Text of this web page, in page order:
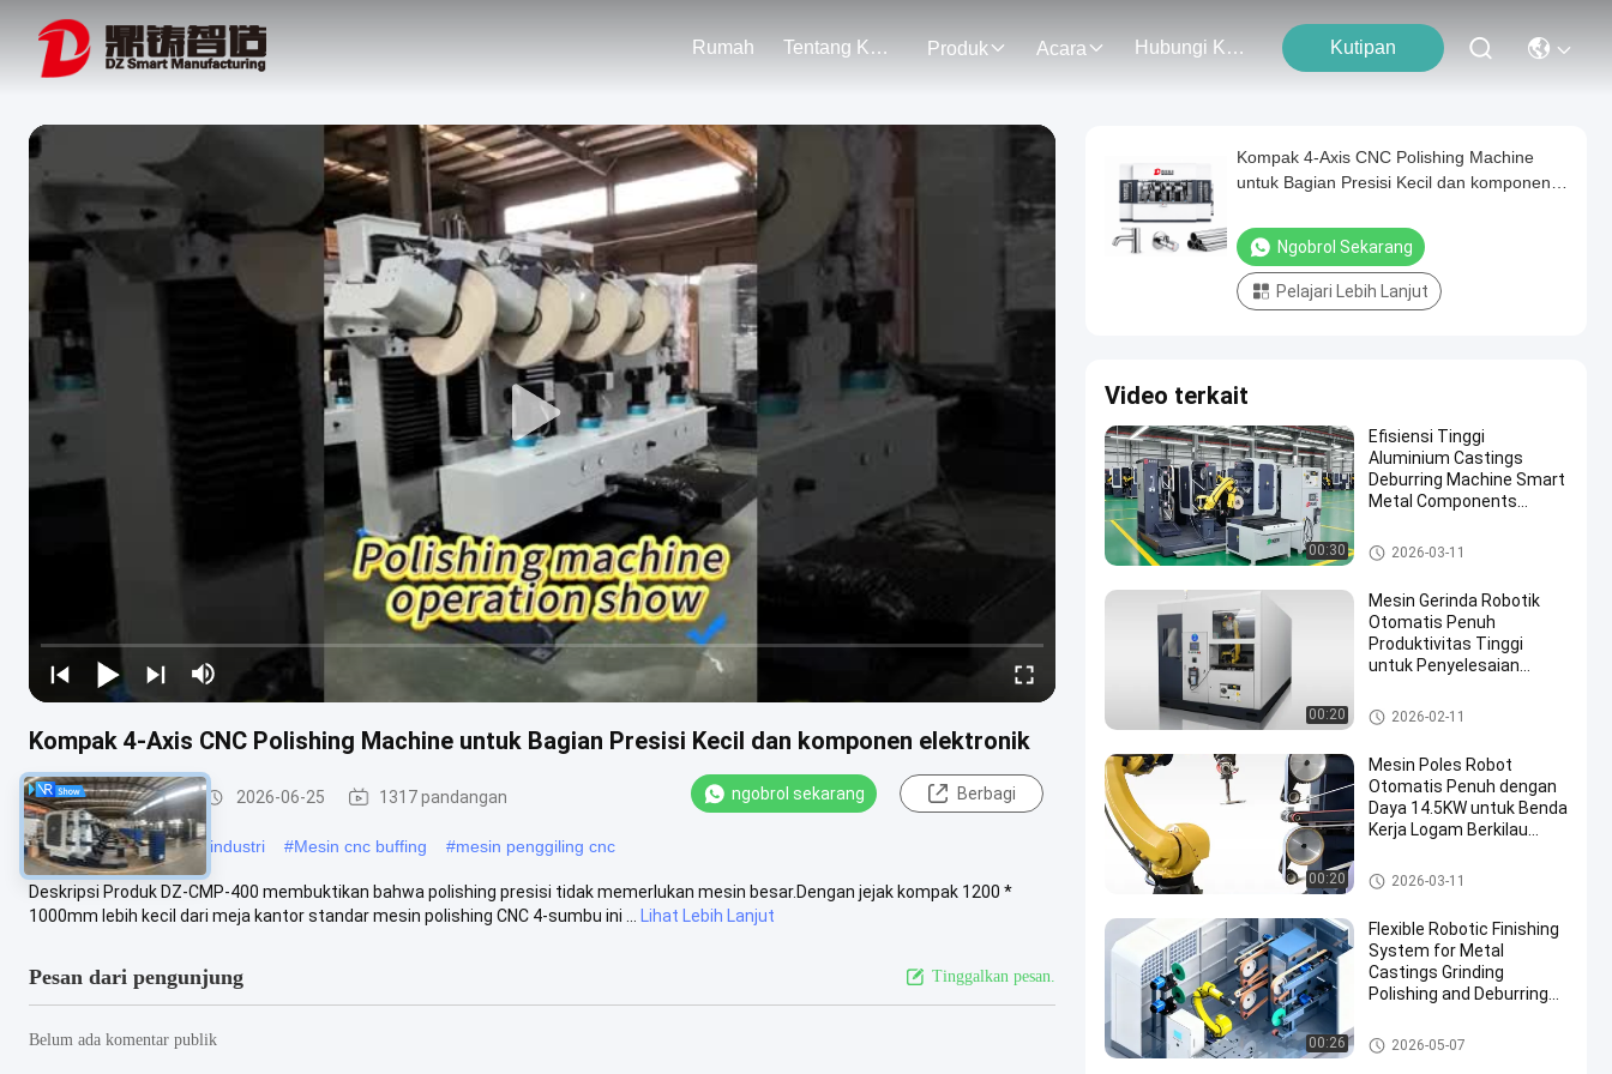
Rumah Tentang Kami Produk Acara Hubungi Kami Kutipan
Kompak 4-Axis CNC Polishing Machine untuk Bagian Presisi Kecil dan komponen elektronik
Mesin Poles CNC 2026-06-25 1317 pandangan ngobrol sekarang Berbagi
#mesin pemoles logam industri #Mesin cnc buffing #mesin penggiling cnc
Deskripsi Produk DZ-CMP-400 membuktikan bahwa polishing presisi tidak memerlukan mesin besar.Dengan jejak kompak 1200 *
1000mm lebih kecil dari meja kantor standar mesin polishing CNC 4-sumbu ini ...
Lihat Lebih Lanjut
Pesan dari pengunjung Tinggalkan pesan.
Belum ada komentar publik
Kompak 4-Axis CNC Polishing Machine
untuk Bagian Presisi Kecil dan komponen
Ngobrol Sekarang
Pelajari Lebih Lanjut
Video terkait
00:30
Efisiensi Tinggi
Aluminium Castings
Deburring Machine Smart
Metal Components
System Dengan Kontrol
Kekuatan
Mesin penggiling otomatis ya
ng dipoles
2026-03-11
00:20
Mesin Gerinda Robotik
Otomatis Penuh
Produktivitas Tinggi
untuk Penyelesaian
Berbagai Bentuk
Mesin Poles CNC
2026-02-11
00:20
Mesin Poles Robot
Otomatis Penuh dengan
Daya 14.5KW untuk Benda
Kerja Logam Berkilau
Robot Deburring Penggilingan
Dan Mesin Polishing
2026-03-11
00:26
Flexible Robotic Finishing
System for Metal
Castings Grinding
Polishing and Deburring
mesin grinding dan polishing
2026-05-07